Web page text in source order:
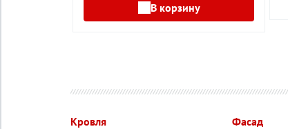
В корзину
Кровля Фасад